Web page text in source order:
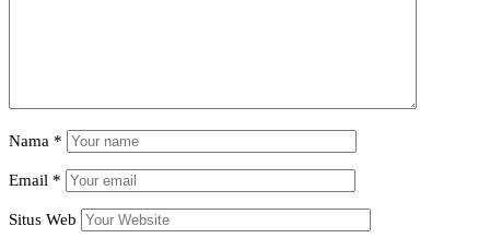
Nama *
Email *
Situs Web